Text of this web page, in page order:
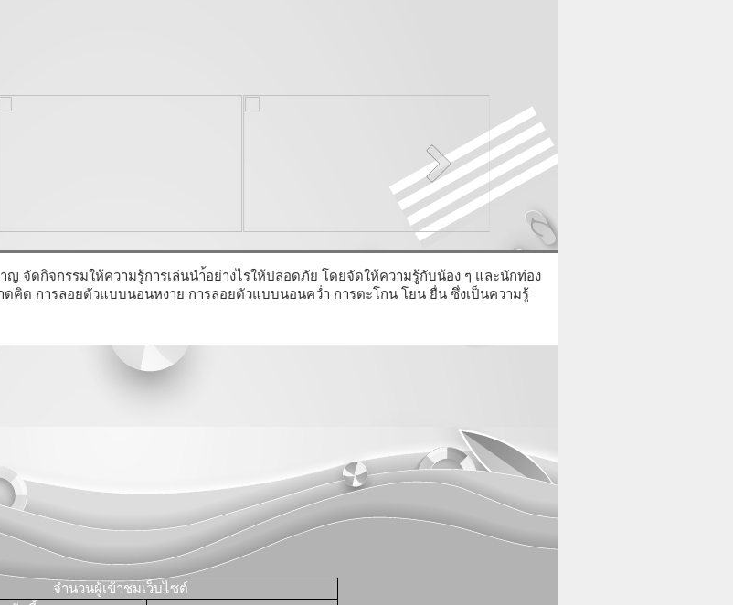
ญ จัดกิจกรรมให้ความรู้การเล่นนำ้อย่างไรให้ปลอดภัย โดยจัดให้ความรู้กับน้อง ๆ และนักท่อง
ดคิด การลอยตัวแบบนอนหงาย การลอยตัวแบบนอนคว่ำ การตะโกน โยน ยื่น ซึ่งเป็นความรู้
จำนวนผู้เข้าชมเว็บไซต์